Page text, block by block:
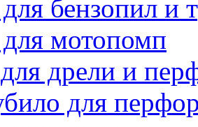
бензопил и
мотопомп
дрели и
для